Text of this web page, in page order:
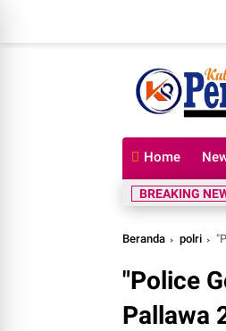
Home
BREAKING
Beranda polri
"Police
Pallawa